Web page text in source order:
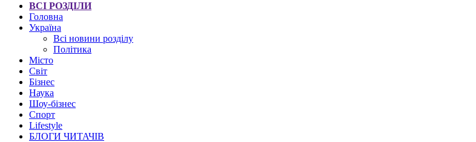
ВСІ РОЗДІЛИ
Головна
Україна
Всі новини розділу
Політика
Місто
Світ
Бізнес
Наука
Шоу-бізнес
Спорт
Lifestyle
БЛОГИ ЧИТАЧІВ